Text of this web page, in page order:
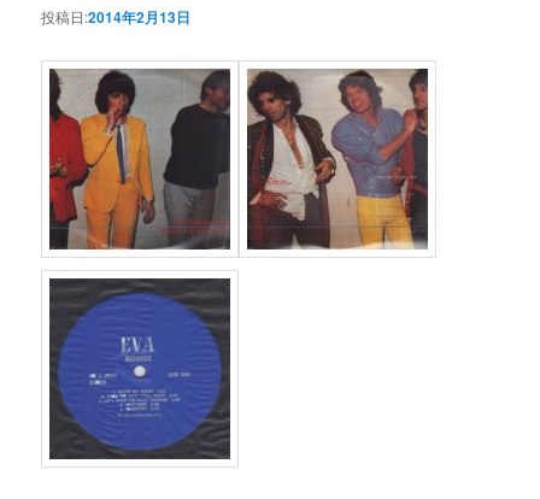
投稿日:2014年2月13日